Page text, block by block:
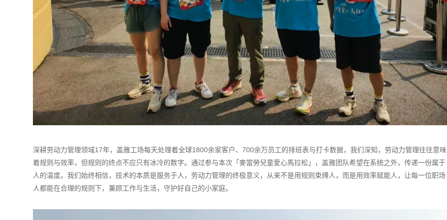
深耕劳动力管理领域17年，盖雅工场每天处理着全球1800余家客户、700余万员工的排班表与打卡数据，我们深知，劳动力管理往往意味
着规则与效率，但规则的终点不应只有冰冷的数字。通过参与本次「麥當勞兒童愛心馬拉松」，盖雅团队希望在系统之外，传递一份属于
人的温度。我们始终相信，技术的本质是服务于人，劳动力管理的终极意义，从来不是用规则束缚人，而是用效率赋能人，让每一位职场
人都能在合理的规则下，兼顾工作与生活，守护好自己的小家庭。